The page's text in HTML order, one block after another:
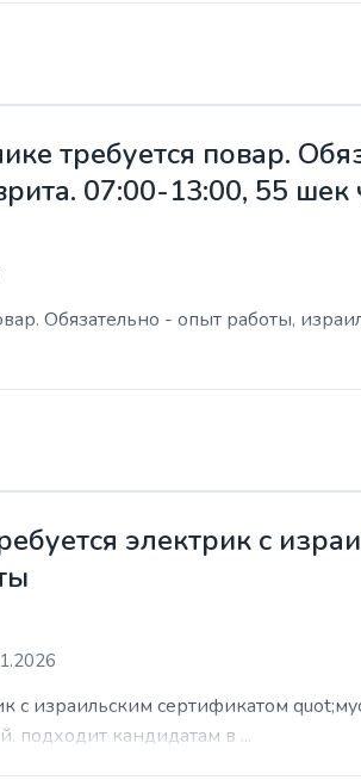
требуется повар.
07:00-13:00, 55
Обязательно - опыт работы,
электрик с
с израильским сертификатом
подходит кандидатам в ...